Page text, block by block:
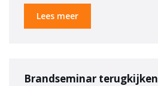
Lees meer
Brandseminar terugkijken